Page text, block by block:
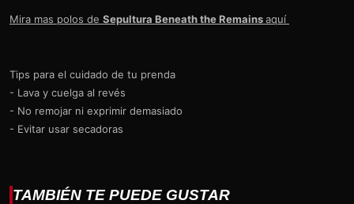
Mira mas polos de Sepultura Beneath the Remainsaquí
Tips para el cuidado de tu prenda
- Lava y cuelga al revés
- No remojar ni exprimir demasiado
- Evitar usar secadoras
TAMBIÉN TE PUEDE GUSTAR